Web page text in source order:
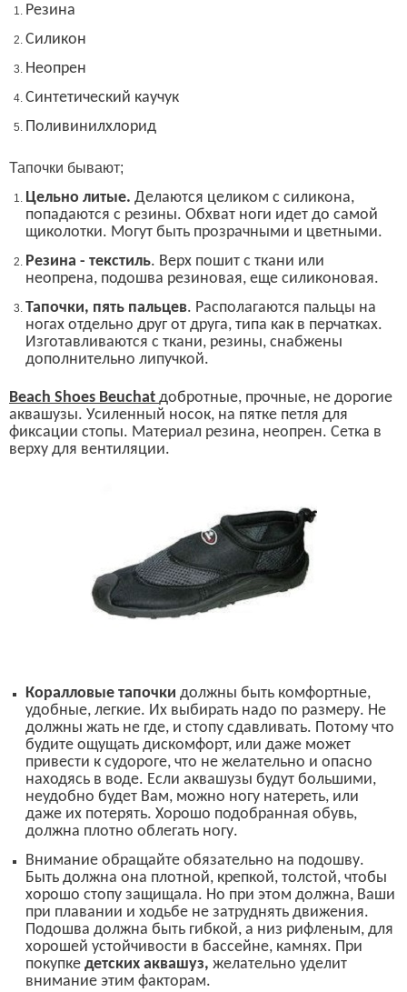
Резина
Силикон
Неопрен
Синтетический каучук
Поливинилхлорид
Тапочки бывают;
Цельно литые. Делаются целиком с силикона,
попадаются с резины. Обхват ноги идет до самой
щиколотки. Могут быть прозрачными и цветными.
Резина - текстиль. Верх пошит с ткани или
неопрена, подошва резиновая, еще силиконовая.
Тапочки, пять пальцев. Располагаются пальцы на
ногах отдельно друг от друга, типа как в перчатках.
Изготавливаются с ткани, резины, снабжены
дополнительно липучкой.
Beach Shoes Beuchat добротные, прочные, не дорогие
аквашузы. Усиленный носок, на пятке петля для
фиксации стопы. Материал резина, неопрен. Сетка в
верху для вентиляции.
Коралловые тапочки должны быть комфортные,
удобные, легкие. Их выбирать надо по размеру. Не
должны жать не где, и стопу сдавливать. Потому что
будите ощущать дискомфорт, или даже может
привести к судороге, что не желательно и опасно
находясь в воде. Если аквашузы будут большими,
неудобно будет Вам, можно ногу натереть, или
даже их потерять. Хорошо подобранная обувь,
должна плотно облегать ногу.
Внимание обращайте обязательно на подошву.
Быть должна она плотной, крепкой, толстой, чтобы
хорошо стопу защищала. Но при этом должна, Ваши
при плавании и ходьбе не затруднять движения.
Подошва должна быть гибкой, а низ рифленым, для
хорошей устойчивости в бассейне, камнях. При
покупке детских аквашуз, желательно уделит
внимание этим факторам.